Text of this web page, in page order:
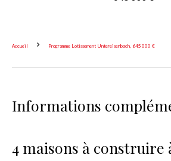
Accueil Programme Lotissement Untereisenbach, 645 000 €
Informations
4 maisons à construire